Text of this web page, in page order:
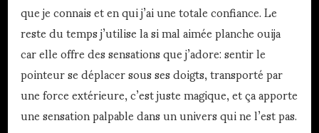
que je connais et en qui j’ai une totale confiance. Le
reste du temps j’utilise la si mal aimée planche ouija
car elle offre des sensations que j’adore: sentir le
pointeur se déplacer sous ses doigts, transporté par
une force extérieure, c’est juste magique, et ça apporte
une sensation palpable dans un univers qui ne l’est pas.